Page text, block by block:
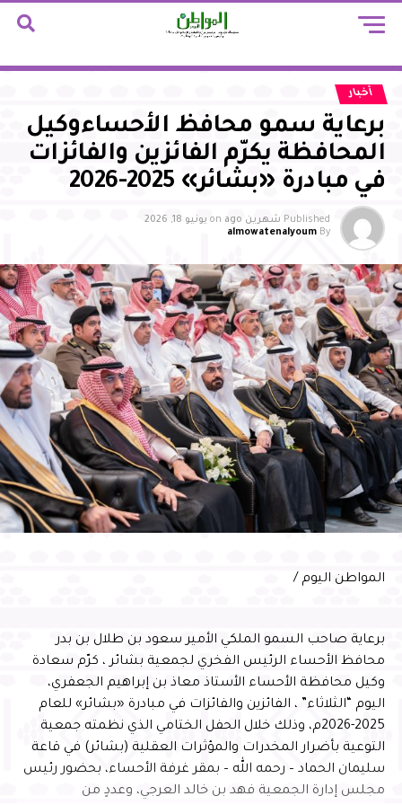
أخبار
برعاية سمو محافظ الأحساءوكيل
المحافظة يكرّم الفائزين والفائزات
في مبادرة «بشائر» 2025-2026
Published شهرين ago on يونيو 18, 2026
By
almowatenalyoum
المواطن اليوم /
برعاية صاحب السمو الملكي الأمير سعود بن طلال بن بدر
محافظ الأحساء الرئيس الفخري لجمعية بشائر ، كرّم سعادة
وكيل محافظة الأحساء الأستاذ معاذ بن إبراهيم الجعفري،
اليوم “الثلاثاء” ، الفائزين والفائزات في مبادرة «بشائر» للعام
2025-2026م، وذلك خلال الحفل الختامي الذي نظمته جمعية
التوعية بأضرار المخدرات والمؤثرات العقلية (بشائر) في قاعة
سليمان الحماد – رحمه الله – بمقر غرفة الأحساء، بحضور رئيس
مجلس إدارة الجمعية فهد بن خالد العرجي، وعددٍ من